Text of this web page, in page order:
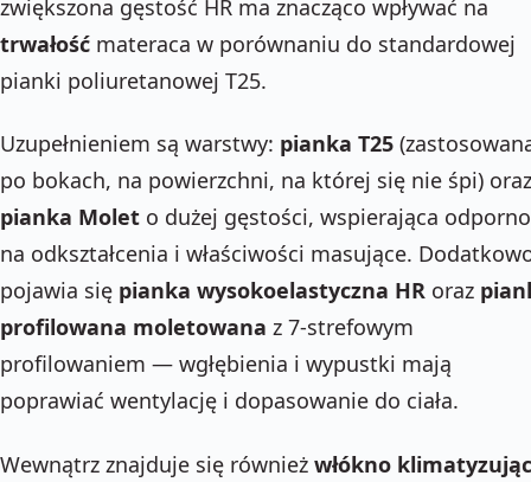
zwiększona gęstość HR ma znacząco wpływać na
trwałość materaca w porównaniu do standardowej
pianki poliuretanowej T25.
Uzupełnieniem są warstwy: pianka T25
po bokach, na powierzchni, na której się nie śpi) oraz
pianka Molet o dużej gęstości, wspierająca
na odkształcenia i właściwości masujące.
pojawia się pianka wysokoelastyczna HR oraz
profilowana moletowana z 7-strefowym
profilowaniem — wgłębienia i wypustki mają
poprawiać wentylację i dopasowanie do ciała.
Wewnątrz znajduje się również włókno